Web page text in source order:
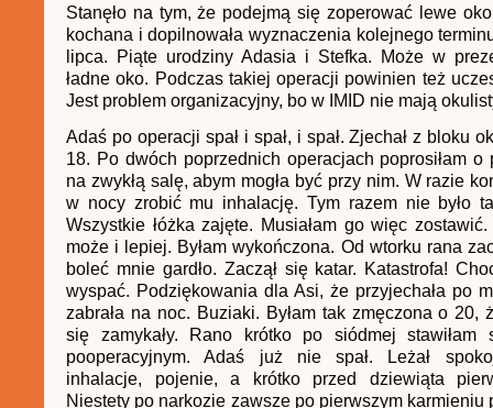
Stanęło na tym, że podejmą się zoperować lewe
kochana i dopilnowała wyznaczenia kolejnego
lipca. Piąte urodziny Adasia i Stefka. Może w
ładne oko. Podczas takiej operacji powinien też
Jest problem organizacyjny, bo w IMID nie mają
Adaś po operacji spał i spał, i spał. Zjechał z bloku
18. Po dwóch poprzednich operacjach poprosiłam o
na zwykłą salę, abym mogła być przy nim. W razie
w nocy zrobić mu inhalację. Tym razem nie było
Wszystkie łóżka zajęte. Musiałam go więc
może i lepiej. Byłam wykończona. Od wtorku rana
boleć mnie gardło. Zaczął się katar. Katastrofa!
wyspać. Podziękowania dla Asi, że przyjechała po
zabrała na noc. Buziaki. Byłam tak zmęczona o 20,
się zamykały. Rano krótko po siódmej stawiłam
pooperacyjnym. Adaś już nie spał. Leżał
inhalacje, pojenie, a krótko przed dziewiąta
Niestety po narkozie zawsze po pierwszym karmieniu